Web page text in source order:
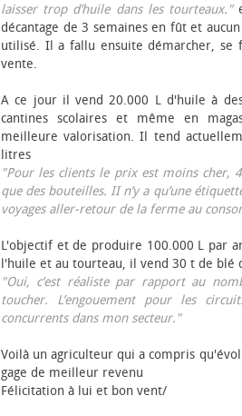
laisser trop d’huile dans les tourteaux."
décantage de 3 semaines en fût et
utilisé. Il a fallu ensuite démarcher, se
vente.
A ce jour il vend 20.000 L d'huile à
cantines scolaires et même en
meilleure valorisation. Il tend
litres
"Pour les clients le prix est moins cher,
que des bouteilles. II n’y a qu’une
voyages aller-retour de la ferme au
L'objectif et de produire 100.000 L par
l'huile et au tourteau, il vend 30 t de blé
"Oui, c’est réaliste par rapport au
toucher. L’engouement pour les
concurrents dans mon secteur."
Voilà un agriculteur qui a compris
gage de meilleur revenu
Félicitation à lui et bon vent/